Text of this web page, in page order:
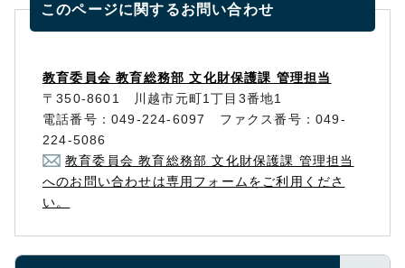
このページに関するお問い合わせ
教育委員会 教育総務部 文化財保護課 管理担当
〒350-8601 川越市元町1丁目3番地1
電話番号：049-224-6097 ファクス番号：049-
224-5086
教育委員会 教育総務部 文化財保護課 管理担当
へのお問い合わせは専用フォームをご利用くださ
い。